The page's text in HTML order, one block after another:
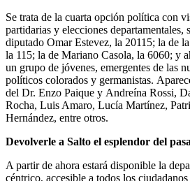
Se trata de la cuarta opción política con
partidarias y elecciones departamentales,
diputado Omar Estevez, la 20115; la de
la 115; la de Mariano Casola, la 6060; y
un grupo de jóvenes, emergentes de las
políticos colorados y germanistas.
del Dr. Enzo Paique y Andreína Rossi,
Rocha, Luis Amaro, Lucía Martínez,
Hernández, entre otros.
Devolverle a Salto el esplendor del
A partir de ahora estará disponible la
céntrico, accesible a todos los